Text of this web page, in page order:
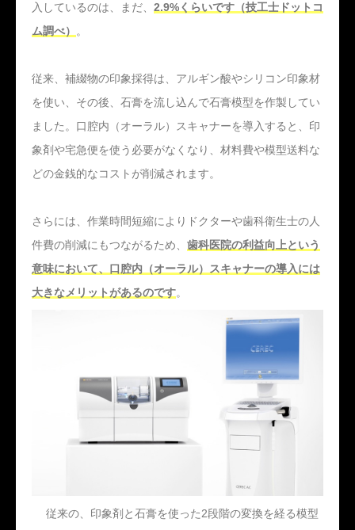
入しているのは、まだ、 2.9%くらいです（技工士ドットコ
ム調べ）
。
従来、補綴物の印象採得は、アルギン酸やシリコン印象材
を使い、その後、石膏を流し込んで石膏模型を作製してい
ました。口腔内（オーラル）スキャナーを導入すると、印
象剤や宅急便を使う必要がなくなり、材料費や模型送料な
どの金銭的なコストが削減されます。
さらには、作業時間短縮によりドクターや歯科衛生士の人
件費の削減にもつながるため、 歯科医院の利益向上という
意味において、口腔内（オーラル）スキャナーの導入には
大きなメリットがあるのです。
従来の、印象剤と石膏を使った2段階の変換を経る模型